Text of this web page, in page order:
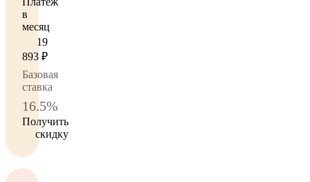
в
месяц
19
893 ₽
Базовая
ставка
16.5%
Получить
скидку